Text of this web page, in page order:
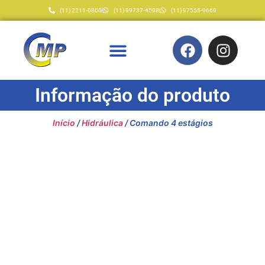
(11) 2211-0800 (11) 99737-4598 (11) 97555-9669
Informação do produto
Início /Hidráulica/ Comando 4 estágios